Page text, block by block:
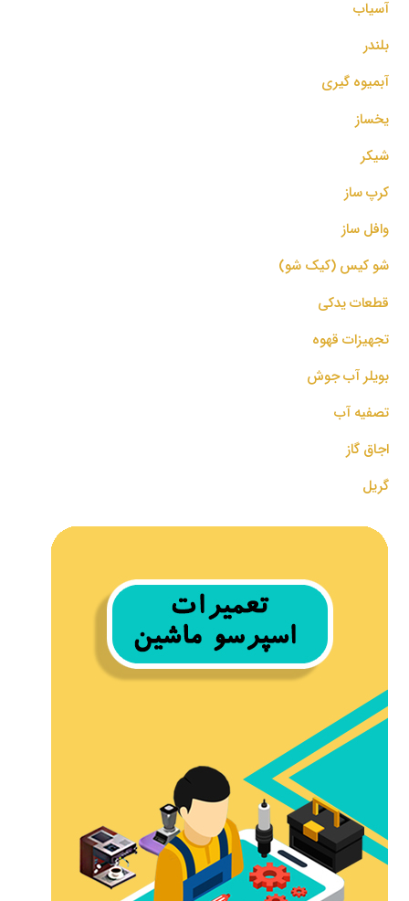
آسیاب
بلندر
آبمیوه گیری
یخساز
شیکر
کرپ ساز
وافل ساز
شو کیس (کیک شو)
قطعات یدکی
تجهیزات قهوه
بویلر آب جوش
تصفیه آب
اجاق گاز
گریل